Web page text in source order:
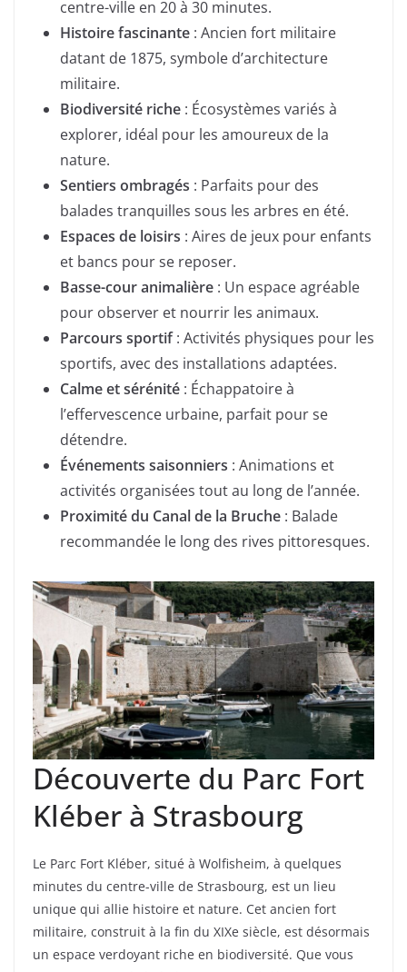
centre-ville en 20 à 30 minutes.
Histoire fascinante : Ancien fort militaire
datant de 1875, symbole d’architecture
militaire.
Biodiversité riche : Écosystèmes variés à
explorer, idéal pour les amoureux de la
nature.
Sentiers ombragés : Parfaits pour des
balades tranquilles sous les arbres en été.
Espaces de loisirs : Aires de jeux pour enfants
et bancs pour se reposer.
Basse-cour animalière : Un espace agréable
pour observer et nourrir les animaux.
Parcours sportif: Activités physiques pour les
sportifs, avec des installations adaptées.
Calme et sérénité : Échappatoire à
l’effervescence urbaine, parfait pour se
détendre.
Événements saisonniers : Animations et
activités organisées tout au long de l’année.
Proximité du Canal de la Bruche : Balade
recommandée le long des rives pittoresques.
Découverte du Parc Fort
Kléber à Strasbourg
Le Parc Fort Kléber, situé à Wolfisheim, à quelques
minutes du centre-ville de Strasbourg, est un lieu
unique qui allie histoire et nature. Cet ancien fort
militaire, construit à la fin du XIXe siècle, est désormais
un espace verdoyant riche en biodiversité. Que vous